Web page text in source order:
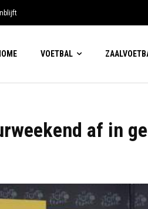
VOETBAL
af in